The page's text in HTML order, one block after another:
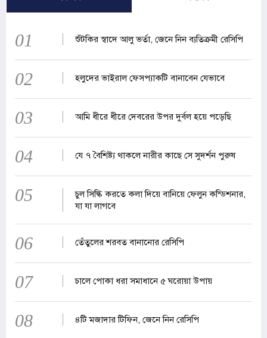
01 শুঁটকির স্বাদে আলু ভর্তা, জেনে নিন ব্যতিক্রমী রেসিপি
02 হলুদের ভাইরাল ফেসপ্যাকটি বানাবেন যেভাবে
03 আমি ধীরে ধীরে দেবরের উপর দুর্বল হয়ে পড়েছি
04 যে ৭ বৈশিষ্ট্য থাকলে নারীর কাছে সে সুদর্শন পুরুষ
05
চুল সিল্কি করতে কলা দিয়ে বানিয়ে ফেলুন কন্ডিশনার,
যা যা লাগবে
06 তেঁতুলের শরবত বানানোর রেসিপি
07 চালে পোকা ধরা সমাধানে ৫ ঘরোয়া উপায়
08 ৪টি মজাদার টিফিন, জেনে নিন রেসিপি